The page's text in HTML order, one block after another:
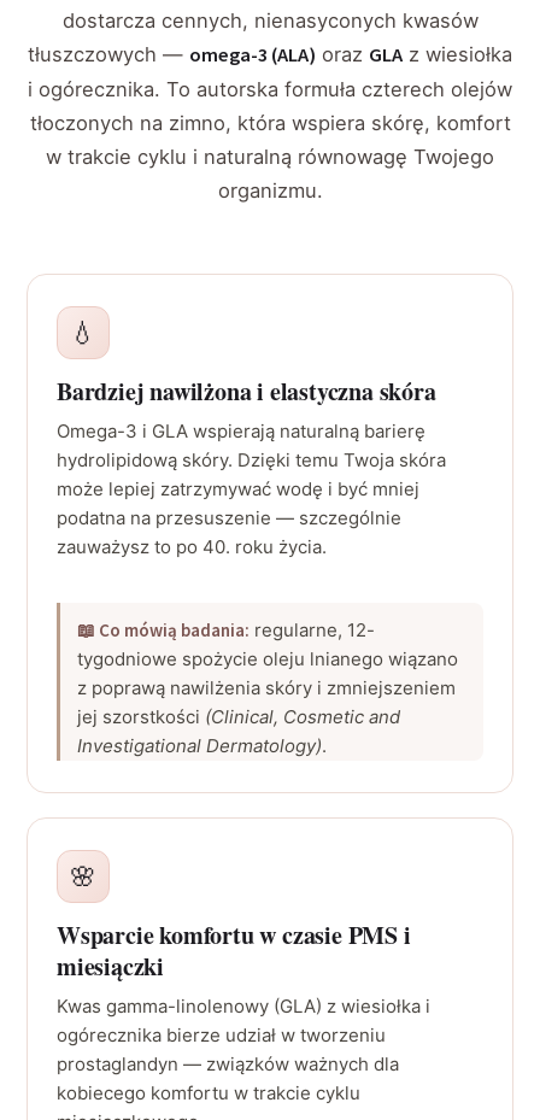
dostarcza cennych, nienasyconych kwasów
tłuszczowych — omega-3 (ALA) oraz GLA z wiesiołka
i ogórecznika. To autorska formuła czterech olejów
tłoczonych na zimno, która wspiera skórę, komfort
w trakcie cyklu i naturalną równowagę Twojego
organizmu.
💧
Bardziej nawilżona i elastyczna skóra
Omega-3 i GLA wspierają naturalną barierę
hydrolipidową skóry. Dzięki temu Twoja skóra
może lepiej zatrzymywać wodę i być mniej
podatna na przesuszenie — szczególnie
zauważysz to po 40. roku życia.
📖 Co mówią badania: regularne, 12-
tygodniowe spożycie oleju lnianego wiązano
z poprawą nawilżenia skóry i zmniejszeniem
jej szorstkości (Clinical, Cosmetic and
Investigational Dermatology).
🌸
Wsparcie komfortu w czasie PMS i
miesiączki
Kwas gamma-linolenowy (GLA) z wiesiołka i
ogórecznika bierze udział w tworzeniu
prostaglandyn — związków ważnych dla
kobiecego komfortu w trakcie cyklu